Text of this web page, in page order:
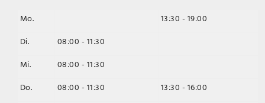
Mo.
13:30 - 19:00
Di.
08:00 - 11:30
Mi.
08:00 - 11:30
Do.
08:00 - 11:30
13:30 - 16:00